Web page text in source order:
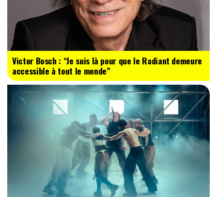
Victor Bosch : “Je suis là pour que le Radiant demeure
accessible à tout le monde”